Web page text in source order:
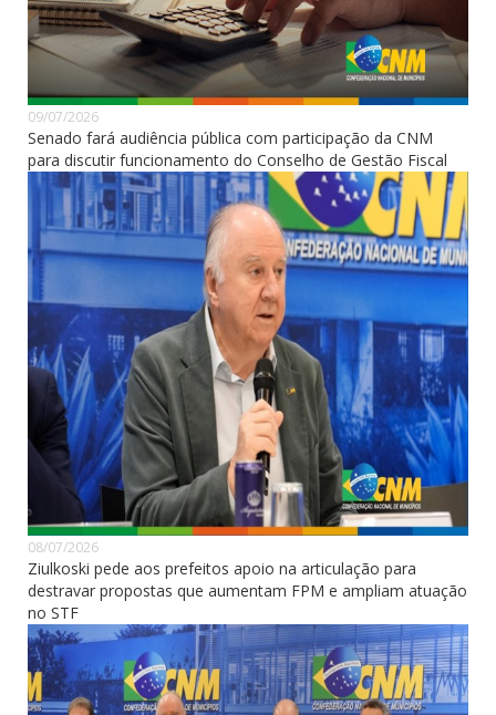
09/07/2026
Senado fará audiência pública com participação da CNM
para discutir funcionamento do Conselho de Gestão Fiscal
08/07/2026
Ziulkoski pede aos prefeitos apoio na articulação para
destravar propostas que aumentam FPM e ampliam atuação
no STF